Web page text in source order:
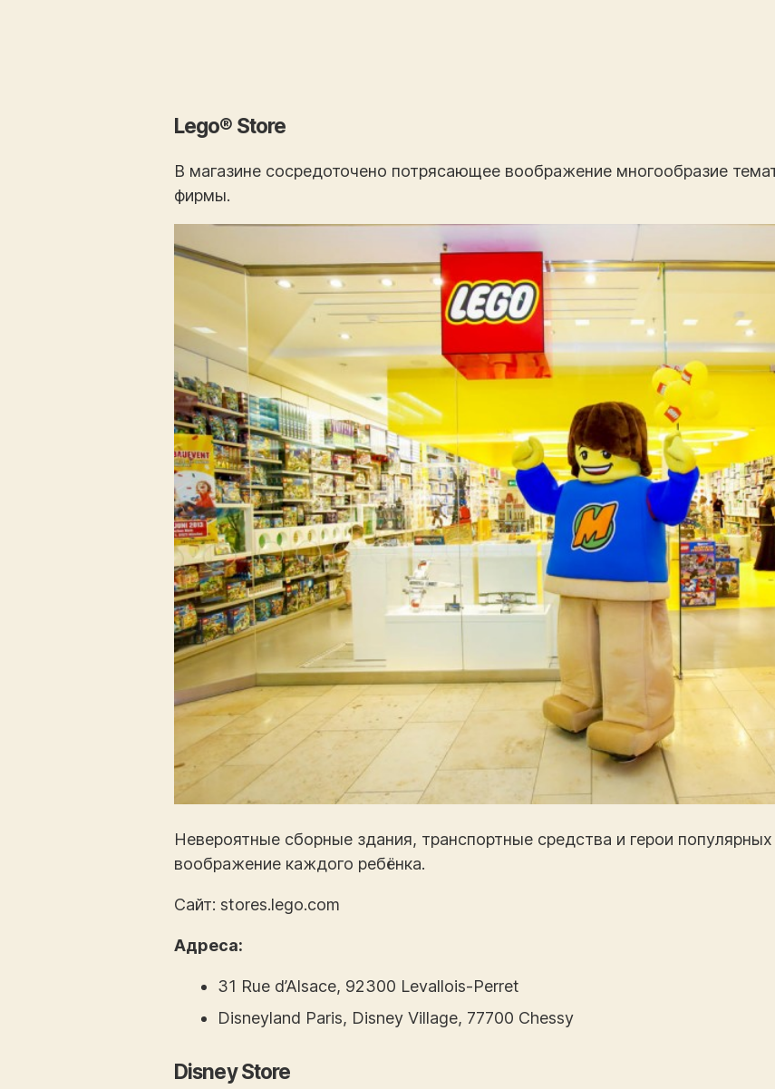
Lego® Store
В магазине сосредоточено потрясающее воображение многообразие
фирмы.
Невероятные сборные здания, транспортные средства и герои
воображение каждого ребёнка.
Сайт: stores.lego.com
Адреса:
31 Rue d’Alsace, 92300 Levallois-Perret
Disneyland Paris, Disney Village, 77700 Chessy
Disney Store